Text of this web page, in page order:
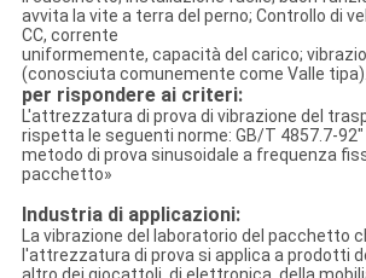
avvita la vite a terra del perno; Controllo di
CC, corrente
uniformemente, capacità del carico;
(conosciuta comunemente come Valle tipa).
per rispondere ai criteri:
L'attrezzatura di prova di vibrazione del
rispetta le seguenti norme: GB/T 4857.7-
metodo di prova sinusoidale a frequenza
pacchetto»
Industria di applicazioni:
La vibrazione del laboratorio del pacchetto
l'attrezzatura di prova si applica a prodotti